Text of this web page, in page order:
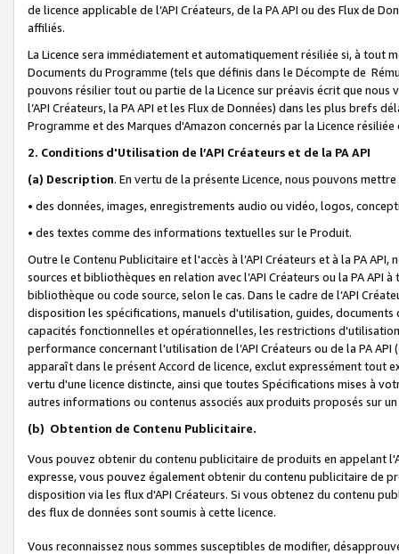
de licence applicable de l’API Créateurs, de la PA API ou des Flux de
affiliés.
La Licence sera immédiatement et automatiquement résiliée si, à
Documents du Programme (tels que définis dans le Décompte de
pouvons résilier tout ou partie de la Licence sur préavis écrit que
l’API Créateurs, la PA API et les Flux de Données) dans les plus
Programme et des Marques d'Amazon concernés par la Licence
2. Conditions d'Utilisation de l’API Créateurs et de la PA API
(a) Description. En vertu de la présente Licence, nous pouvons
• des données, images, enregistrements audio ou vidéo, logos,
• des textes comme des informations textuelles sur le Produit.
Outre le Contenu Publicitaire et l'accès à l’API Créateurs et à la PA
sources et bibliothèques en relation avec l’API Créateurs ou la PA
bibliothèque ou code source, selon le cas. Dans le cadre de l’API
disposition les spécifications, manuels d'utilisation, guides,
capacités fonctionnelles et opérationnelles, les restrictions
performance concernant l'utilisation de l’API Créateurs ou de la PA
apparaît dans le présent Accord de licence, exclut expressément tout
vertu d'une licence distincte, ainsi que toutes Spécifications mises à
autres informations ou contenus associés aux produits proposés sur
(b) Obtention de Contenu Publicitaire.
Vous pouvez obtenir du contenu publicitaire de produits en appelant
expresse, vous pouvez également obtenir du contenu publicitaire de
disposition via les flux d'API Créateurs. Si vous obtenez du contenu
des flux de données sont soumis à cette licence.
Vous reconnaissez nous sommes susceptibles de modifier,